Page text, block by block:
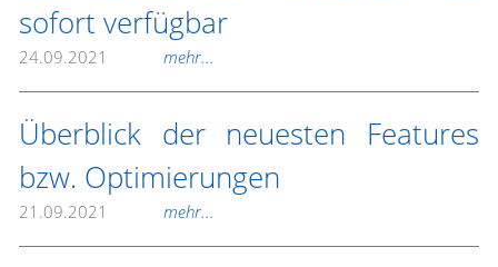
sofort verfügbar
24.09.2021 mehr...
Überblick der neuesten Features
bzw. Optimierungen
21.09.2021 mehr...